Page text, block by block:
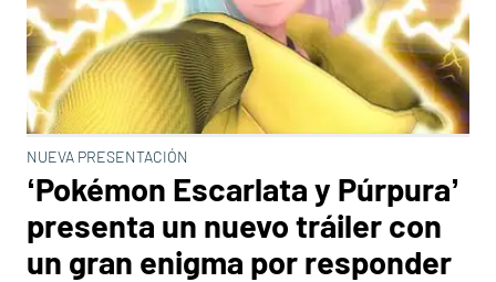
NUEVA PRESENTACIÓN
‘Pokémon Escarlata y Púrpura’
presenta un nuevo tráiler con
un gran enigma por responder